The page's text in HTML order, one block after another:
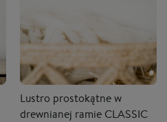
Lustro prostokątne w
drewnianej ramie CLASSIC